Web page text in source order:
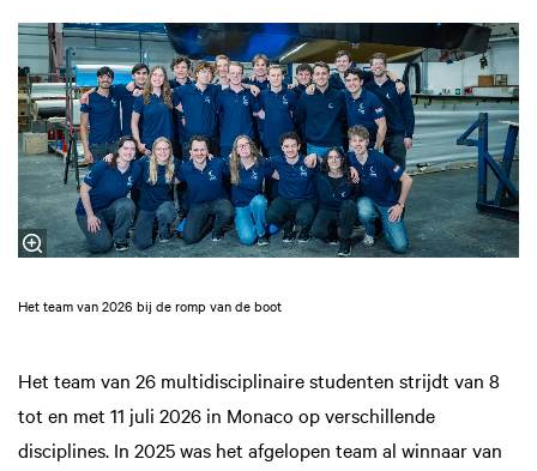
Het team van 2026 bij de romp van de boot
Het team van 26 multidisciplinaire studenten strijdt van 8
tot en met 11 juli 2026 in Monaco op verschillende
disciplines. In 2025 was het afgelopen team al winnaar van